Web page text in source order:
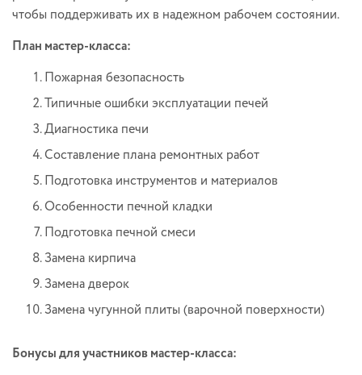
чтобы поддерживать их в надежном рабочем состоянии.
План мастер-класса:
Пожарная безопасность
Типичные ошибки эксплуатации печей
Диагностика печи
Составление плана ремонтных работ
Подготовка инструментов и материалов
Особенности печной кладки
Подготовка печной смеси
Замена кирпича
Замена дверок
Замена чугунной плиты (варочной поверхности)
Бонусы для участников мастер-класса: